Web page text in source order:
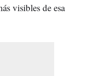
visibles de esa